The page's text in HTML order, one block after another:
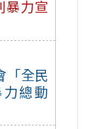
暴力宣
「全民
總動